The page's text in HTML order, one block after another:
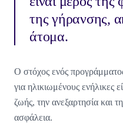
της γήρανσης,
άτομα.
Ο στόχος ενός
για ηλικιωμένους ενήλικες
ζωής, την ανεξαρτησία και
ασφάλεια.